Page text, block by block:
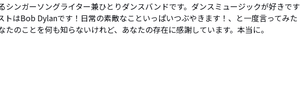
シンガーソングライター兼ひとりダンスバンドです。ダンスミュージックが好きです
トはBob Dylanです！日常の素敵なこといっぱいつぶやきます！、と一度言ってみた
たのことを何も知らないけれど、あなたの存在に感謝しています。本当に。